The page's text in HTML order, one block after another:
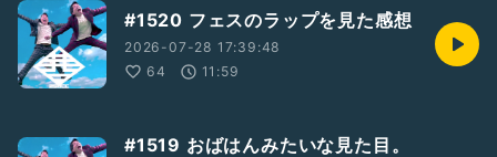
#1520 フェスのラップを見た感想
2026-07-28 17:39:48
64
11:59
#1519 おばはんみたいな見た目。